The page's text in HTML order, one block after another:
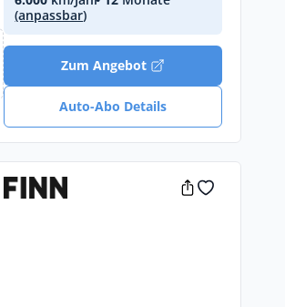
(anpassbar)
Zum Angebot
Auto-Abo Details